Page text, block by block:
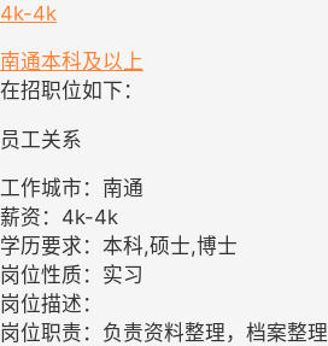
4k-4k
南通本科及以上
在招职位如下：
员工关系
工作城市：南通
薪资：4k-4k
学历要求：本科,硕士,博士
岗位性质：实习
岗位描述：
岗位职责：负责资料整理，档案整理